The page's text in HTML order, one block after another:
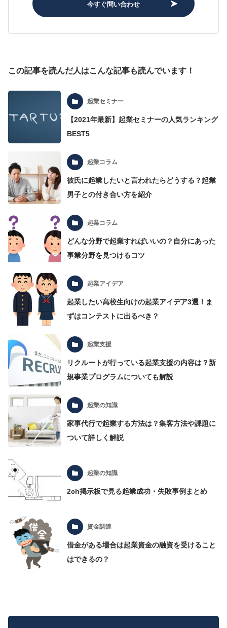
今すぐ問い合わせ
この記事を読んだ人はこんな記事も読んでいます！
起業セミナー
【2021年最新】起業セミナーの人気ランキング
BEST5
起業コラム
彼氏に起業したいと言われたらどうする？起業
男子との付き合い方を紹介
起業コラム
どんな分野で起業すればいいの？自分にあった
事業分野を見つけるコツ
起業アイデア
起業したい高校生向けの起業アイデア3選！ま
ずはコンテストに出るべき？
起業支援
リクルートが行っている起業支援の内容は？新
規事業プログラムについても解説
起業の知識
家事代行で起業する方法は？集客方法や課題に
ついて詳しく解説
起業の知識
2ch掲示板で見る起業成功・失敗事例まとめ
資金調達
借金がある場合は起業資金の融資を受けること
はできるの？